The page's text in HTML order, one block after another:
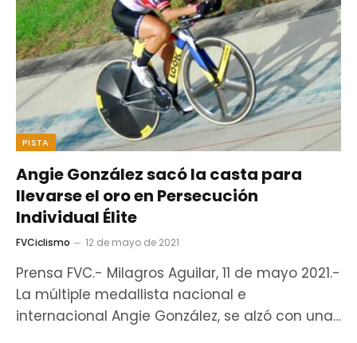
PISTA
Angie González sacó la casta para
llevarse el oro en Persecución
Individual Élite
FVCiclismo 12 de mayo de 2021
Prensa FVC.- Milagros Aguilar, 11 de mayo 2021.-
La múltiple medallista nacional e
internacional Angie González, se alzó con una…